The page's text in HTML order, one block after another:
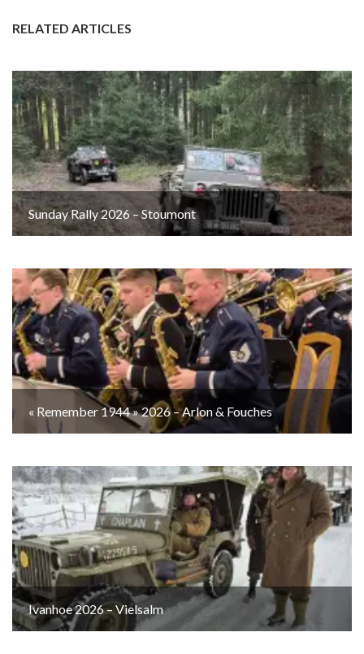
RELATED ARTICLES
Sunday Rally 2026 – Stoumont
« Remember 1944 » 2026 – Arlon & Fouches
Ivanhoe 2026 – Vielsalm